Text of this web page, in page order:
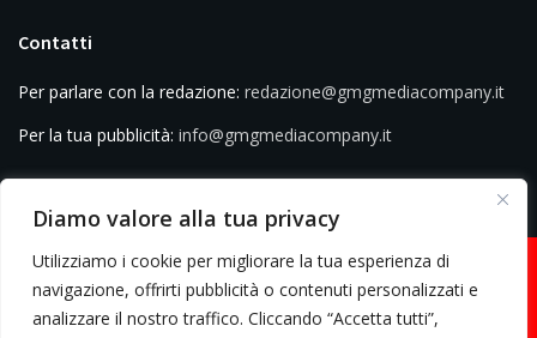
Diamo valore alla tua privacy
Utilizziamo i cookie per migliorare la tua esperienza di
navigazione, offrirti pubblicità o contenuti personalizzati e
analizzare il nostro traffico. Cliccando “Accetta tutti”,
Contatti
Per parlare con la redazione: redazione@gmgmediacompany.it
Per la tua pubblicità: info@gmgmediacompany.it